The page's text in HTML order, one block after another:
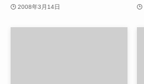
2008年3月14日